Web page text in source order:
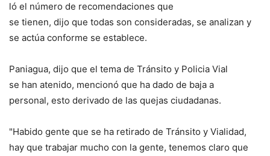
ló el número de recomendaciones que
se tienen, dijo que todas son consideradas, se analizan y
se actúa conforme se establece.
Paniagua, dijo que el tema de Tránsito y Policia Vial
se han atenido, mencionó que ha dado de baja a
personal, esto derivado de las quejas ciudadanas.
"Habido gente que se ha retirado de Tránsito y Vialidad,
hay que trabajar mucho con la gente, tenemos claro que